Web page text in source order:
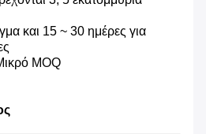
και 15 ~ 30 ημέρες για
MOQ